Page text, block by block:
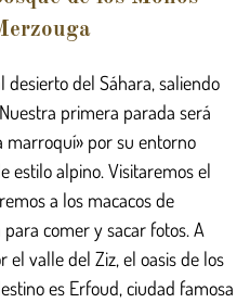
desierto del Sáhara, saliendo
primera parada será
marroquí» por su entorno
estilo alpino. Visitaremos el
a los macacos de
comer y sacar fotos. A
el valle del Ziz, el oasis de los
es Erfoud, ciudad famosa